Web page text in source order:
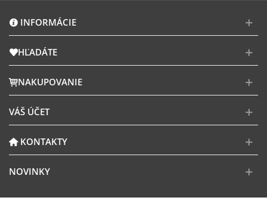
INFORMÁCIE
HĽADÁTE
NAKUPOVANIE
VÁŠ ÚČET
KONTAKTY
NOVINKY